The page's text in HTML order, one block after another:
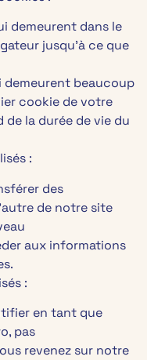
demeurent dans le
jusqu’à ce que
demeurent beaucoup
cookie de votre
la durée de vie du
:
des
de notre site
aux informations
:
en tant que
pas
revenez sur notre